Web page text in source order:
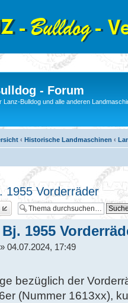
- Forum
Lanz-Bulldog und alle anderen
‹ Historische Landmaschinen ‹
1955 Vorderräder
Bj. 1955
» 04.07.2024, 17:49
bezüglich der
(Nummer 1613xx),